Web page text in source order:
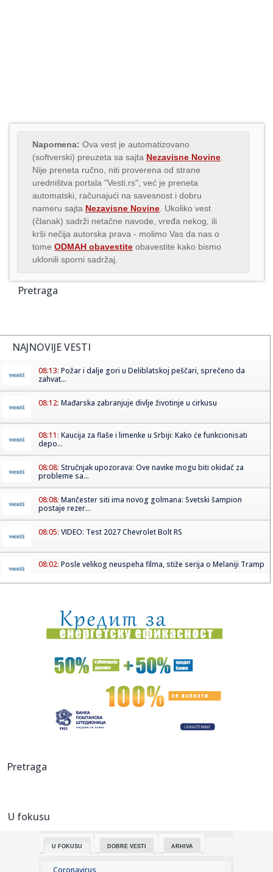
Napomena: Ova vest je automatizovano
(softverski) preuzeta sa sajta Nezavisne Novine
Nije preneta ručno, niti proverena od strane
uredništva portala "Vesti.rs", već je preneta
automatski, računajući na savesnost i dobru
nameru sajta Nezavisne Novine . Ukoliko vest
(članak) sadrži netačne navode, vređa nekog, ili
krši nečija autorska prava - molimo Vas da nas o
tome ODMAH obavestite obavestite kako bismo
uklonili sporni sadržaj.
Pretraga
NAJNOVIJE VESTI
08:13: Požar i dalje gori u Deliblatskoj peščari, sprečeno da
zahvat...
08:12: Mađarska zabranjuje divlje životinje u cirkusu
08:11: Kaucija za flaše i limenke u Srbiji: Kako će funkcionisati
depo...
08:08: Stručnjak upozorava: Ove navike mogu biti okidač za
probleme sa...
08:08: Mančester siti ima novog golmana: Svetski šampion
postaje rezer...
08:05: VIDEO: Test 2027 Chevrolet Bolt RS
08:02: Posle velikog neuspeha filma, stiže serija o Melaniji Tramp
08:00:Šta Tesla ne želi da javnost vidi? Sporni podaci o
bezbednosti ...
07:58:Sajns: "Bio sam u šoku"
Malo ko je znao: Evo šta od škole ima Bora Santana!
07:52:Nova eskalacija na istoku: Snažan udar na Odesu;
masti?
07:50:
07:44:
Debi iz snova za bivšeg igrača Zvezde: Dva gola i
Pretraga
U fokusu
U FOKUSU DOBRE VESTI ARHIVA
Coronavirus